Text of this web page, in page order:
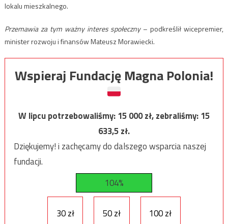
lokalu mieszkalnego.
Przemawia za tym ważny interes społeczny– podkreślił wicepremier,
minister rozwoju i finansów Mateusz Morawiecki.
Wspieraj Fundację Magna Polonia!
W lipcu potrzebowaliśmy:15 000zł, zebraliśmy:15
633,5zł.
Dziękujemy! i zachęcamy do dalszego wsparcia naszej
fundacji.
104%
30 zł 50 zł 100 zł